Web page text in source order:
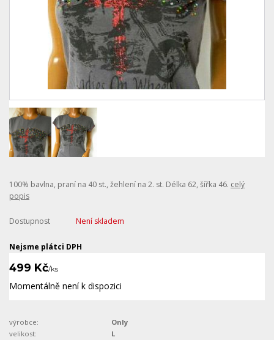
100% bavlna, praní na 40 st., žehlení na 2. st. Délka 62, šířka 46. celý
popis
Dostupnost Není skladem
Nejsme plátci DPH
499 Kč/ks
Momentálně není k dispozici
výrobce:
Only
velikost:
L